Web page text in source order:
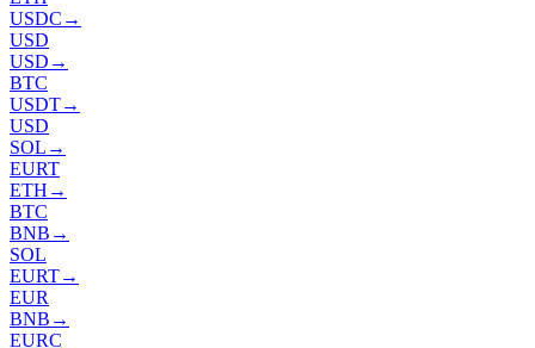
USDC →
USD
USD →
BTC
USDT→
USD
SOL →
EURT
ETH →
BTC
BNB →
SOL
EURT→
EUR
BNB →
EURC